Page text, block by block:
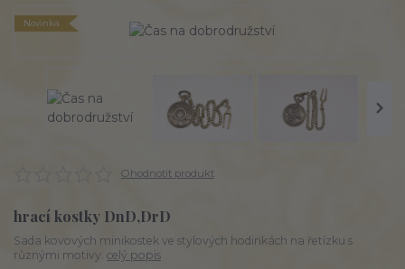
Novinka
Ohodnotit produkt
hrací kostky DnD,DrD
Sada kovových minikostek ve stylových hodinkách na řetízku s
různými motivy. celý popis